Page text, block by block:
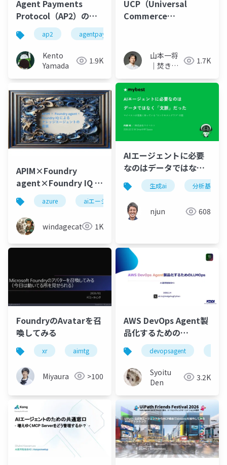
Agent Payments
Protocol（AP2）の解
説
ap2 agentpaymentsprotocol
Kento
Yamada
1.9K
UCP（Universal
Commerce
山本一将
｜焚き火
エンジニ
ア
1.7K
APIM×Foundry
agent×Foundry IQ に
よるナレッジエージェ
ントの実装
azure aiエージェント
windagecat 1K
AIエージェントに必要
なのはデータではなく
文脈だった
生成ai 分析基盤
njun 608
FoundryのAvatarを召
喚してみる
xr aimtg microsoftfoundry unity
Miyaura >100
AWS DevOps Agent製
品化するための
LLMOpsdevopsagent
Syoitu
Den
3.2K